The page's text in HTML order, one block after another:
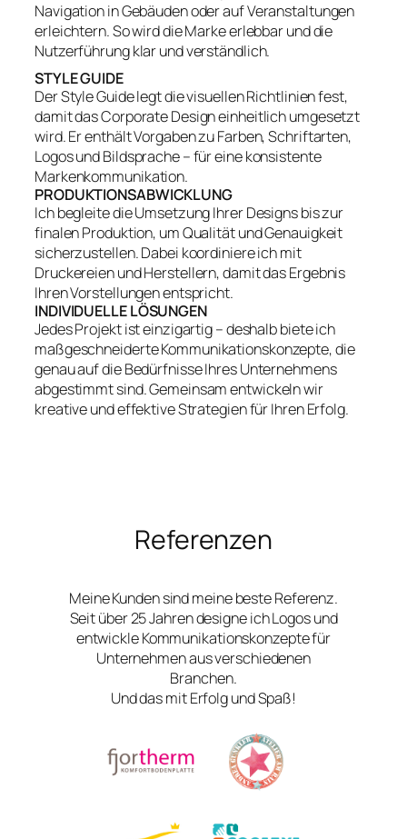
Navigation in Gebäuden oder auf Veranstaltungen
erleichtern. So wird die Marke erlebbar und die
Nutzerführung klar und verständlich.
STYLE GUIDE
Der Style Guide legt die visuellen Richtlinien fest,
damit das Corporate Design einheitlich umgesetzt
wird. Er enthält Vorgaben zu Farben, Schriftarten,
Logos und Bildsprache – für eine konsistente
Markenkommunikation.
PRODUKTIONSABWICKLUNG
Ich begleite die Umsetzung Ihrer Designs bis zur
finalen Produktion, um Qualität und Genauigkeit
sicherzustellen. Dabei koordiniere ich mit
Druckereien und Herstellern, damit das Ergebnis
Ihren Vorstellungen entspricht.
INDIVIDUELLE LÖSUNGEN
Jedes Projekt ist einzigartig – deshalb biete ich
maßgeschneiderte Kommunikationskonzepte, die
genau auf die Bedürfnisse Ihres Unternehmens
abgestimmt sind. Gemeinsam entwickeln wir
kreative und effektive Strategien für Ihren Erfolg.
Referenzen
Meine Kunden sind meine beste Referenz.
Seit über 25 Jahren designe ich Logos und
entwickle Kommunikationskonzepte für
Unternehmen aus verschiedenen
Branchen.
Und das mit Erfolg und Spaß!